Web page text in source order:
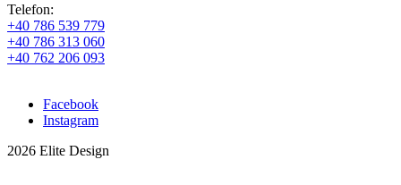
Telefon:
+40 786 539 779
+40 786 313 060
+40 762 206 093
Facebook
Instagram
2026 Elite Design